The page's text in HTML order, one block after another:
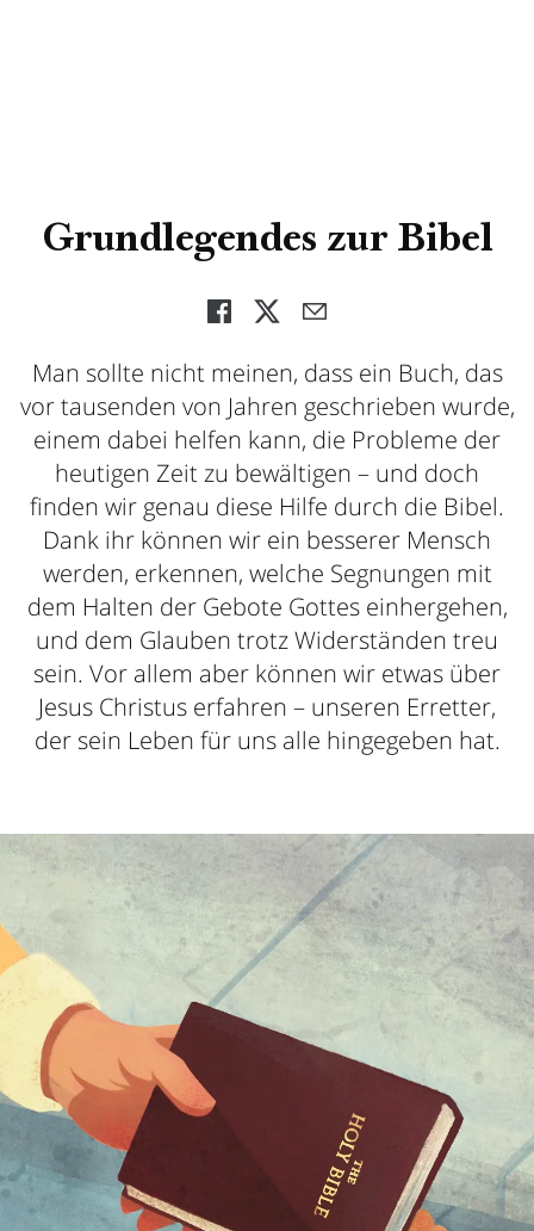
Grundlegendes zur Bibel
Man sollte nicht meinen, dass ein Buch, das
vor tausenden von Jahren geschrieben wurde,
einem dabei helfen kann, die Probleme der
heutigen Zeit zu bewältigen – und doch
finden wir genau diese Hilfe durch die Bibel.
Dank ihr können wir ein besserer Mensch
werden, erkennen, welche Segnungen mit
dem Halten der Gebote Gottes einhergehen,
und dem Glauben trotz Widerständen treu
sein. Vor allem aber können wir etwas über
Jesus Christus erfahren – unseren Erretter,
der sein Leben für uns alle hingegeben hat.